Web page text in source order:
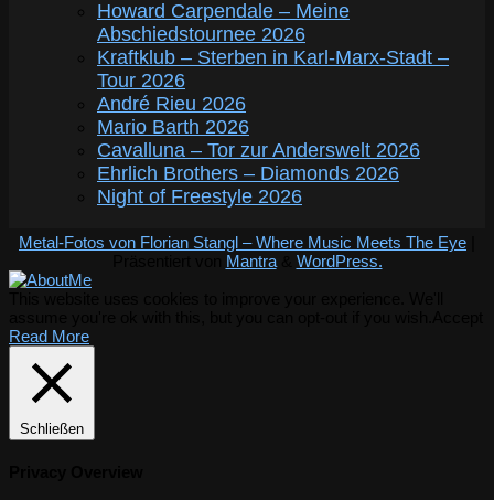
Howard Carpendale – Meine
Abschiedstournee 2026
Kraftklub – Sterben in Karl-Marx-Stadt –
Tour 2026
André Rieu 2026
Mario Barth 2026
Cavalluna – Tor zur Anderswelt 2026
Ehrlich Brothers – Diamonds 2026
Night of Freestyle 2026
Metal-Fotos von Florian Stangl – Where Music Meets The Eye
Mantra& WordPress.
Read More
Schließen